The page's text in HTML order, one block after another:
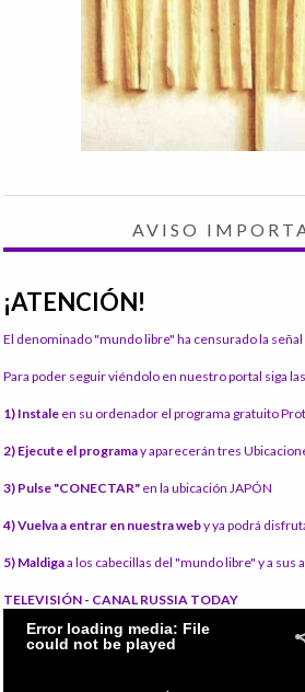
AVISO
¡ATENCIÓN!
El denominado "mundo libre" ha censurado la señal
Para poder seguir viéndolo en nuestro portal siga
1) Instale en su ordenador el programa gratuito
2) Ejecute el programay aparecerán tres
3) Pulse "CONECTAR" en la ubicación JAPÓN
4) Vuelva a entrar en nuestra weby ya podrá
5) Maldigaa los cabecillas del "mundo libre" y a sus
TELEVISIÓN - CANAL RUSSIA TODAY